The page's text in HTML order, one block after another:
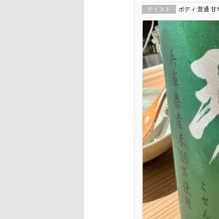
テイスト ボディ:普通 甘